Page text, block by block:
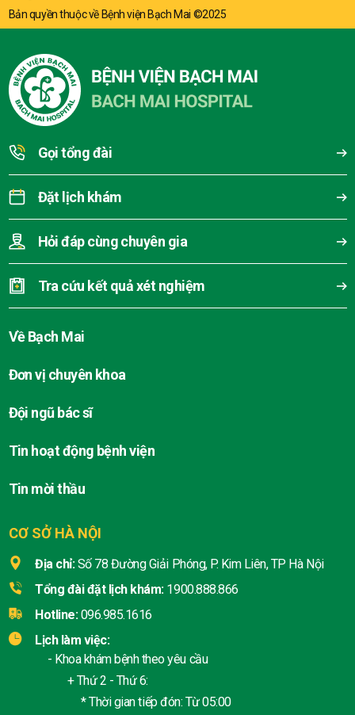
Bản quyền thuộc về Bệnh viện Bạch Mai ©2025
CƠ SỞ HÀ NỘI
Địa chỉ: Số 78 Đường Giải Phóng, P. Kim Liên, TP Hà Nội
Tổng đài đặt lịch khám: 1900.888.866
Hotline: 096.985.1616
Lịch làm việc:
- Khoa khám bệnh theo yêu cầu
+ Thứ 2 - Thứ 6:
* Thời gian tiếp đón: Từ 05:00
Gọi tổng đài
Đặt lịch khám
Hỏi đáp cùng chuyên gia
Tra cứu kết quả xét nghiệm
Về Bạch Mai
Đơn vị chuyên khoa
Đội ngũ bác sĩ
Tin hoạt động bệnh viện
Tin mời thầu